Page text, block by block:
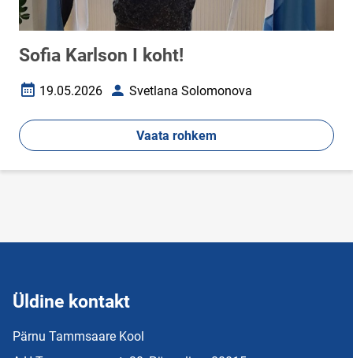
Sofia Karlson I koht!
Loomise kuupäev
19.05.2026 AutorSvetlana Solomonova
Vaata rohkem
Üldine kontakt
Pärnu Tammsaare Kool